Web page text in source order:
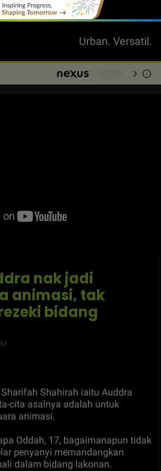
Urban. Versatil.
chevron_right info
nak jadi
animasi, tak
bidang
Shahirah iaitu Auddra
cita asalnya adalah untuk
animasi.
Oddah, 17, bagaimanapun tidak
penyanyi memandangkan
dalam bidang lakonan.